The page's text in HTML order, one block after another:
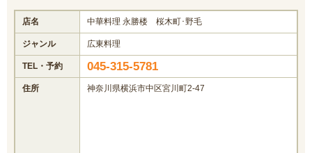
店名 中華料理 永勝楼 桜木町･野毛
ジャンル 広東料理
TEL・予約 045-315-5781
住所 神奈川県横浜市中区宮川町2-47